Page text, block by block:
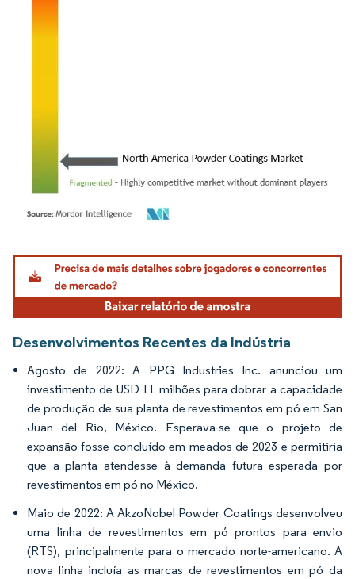
Imagem © Mordor Intelligence. O reuso requer atribuição conforme CC BY 4.0.
Desenvolvimentos Recentes da Indústria
Agosto de 2022: A PPG Industries Inc. anunciou um
investimento de USD 11 milhões para dobrar a capacidade
de produção de sua planta de revestimentos em pó em San
Juan del Rio, México. Esperava-se que o projeto de
expansão fosse concluído em meados de 2023 e permitiria
que a planta atendesse à demanda futura esperada por
revestimentos em pó no México.
Maio de 2022: A AkzoNobel Powder Coatings desenvolveu
uma linha de revestimentos em pó prontos para envio
(RTS), principalmente para o mercado norte-americano. A
nova linha incluía as marcas de revestimentos em pó da